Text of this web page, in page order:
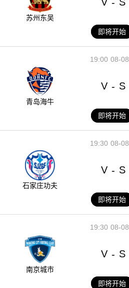
苏州东吴
-
即将开始
08-08
19:00
青岛海牛
V - S
即将开始
08-08
19:30
石家庄功夫
V - S
即将开始
08-08
19:30
南京城市
V - S
即将开始